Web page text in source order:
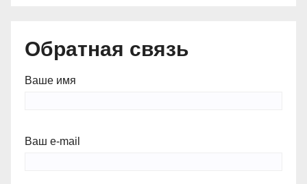
Обратная связь
Ваше имя
Ваш e-mail